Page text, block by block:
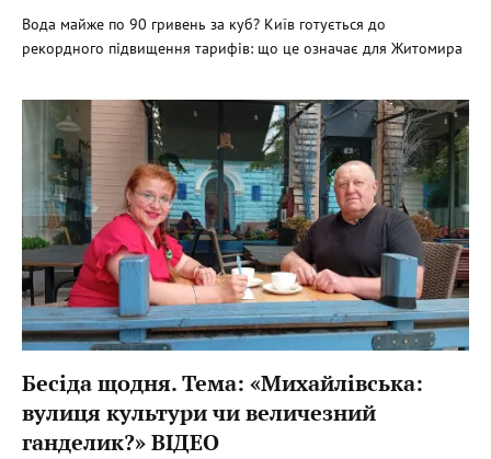
Вода майже по 90 гривень за куб? Київ готується до
рекордного підвищення тарифів: що це означає для Житомира
Бесіда щодня. Тема: «Михайлівська:
вулиця культури чи величезний
ганделик?» ВІДЕО